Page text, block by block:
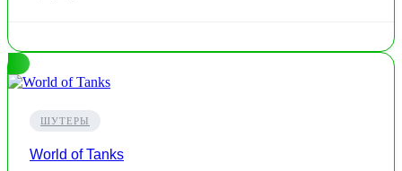
ШУТЕРЫ
World of Tanks